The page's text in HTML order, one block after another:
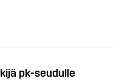
pk-seudulle